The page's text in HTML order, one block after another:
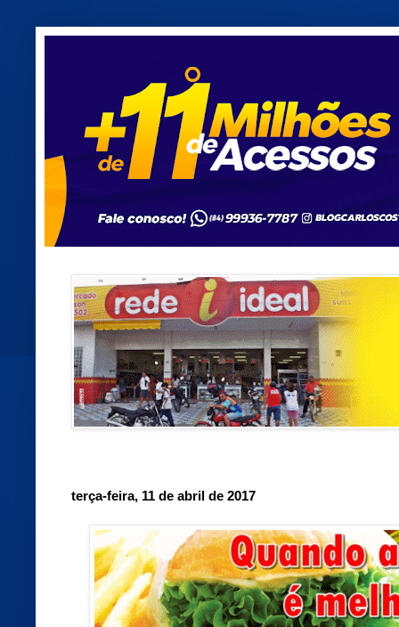
terça-feira, 11 de abril de 2017